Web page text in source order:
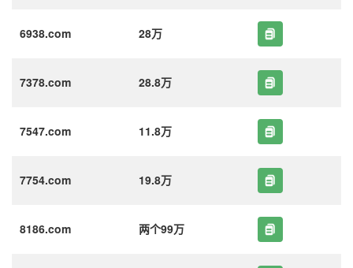
6938.com 28万
7378.com 28.8万
7547.com 11.8万
7754.com 19.8万
8186.com 两个99万